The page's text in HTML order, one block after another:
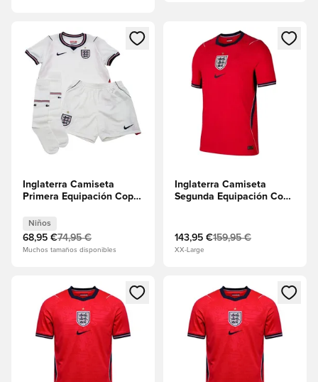
Abre un modal para iniciar sesión o registrarse como
Inglaterra Camiseta
Primera Equipación Copa
Niños
Niños
68,95 €74,95 €
Muchos tamaños disponibles
Abre un modal para iniciar
Inglaterra Camiseta
Segunda Equipación Copa
143,95 €159,95 €
XX-Large
Abre un modal para iniciar sesión o registrarse como
Abre un modal para iniciar